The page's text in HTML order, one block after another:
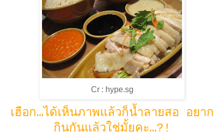
Cr : hype.sg
เฮือก…ได้เห็นภาพแล้วก็น้ำลายสอ อยาก
กินกันแล้วใช่มั้ยคะ…?!